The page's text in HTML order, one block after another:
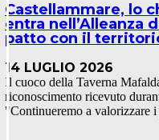
Castellammare, lo
entra nell’Alleanza
patto con il
14 LUGLIO 2026
Il cuoco della Taverna
riconoscimento ricevuto
"Continueremo a valorizzare